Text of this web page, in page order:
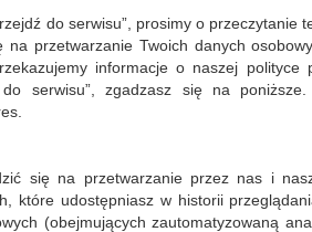
książkowy,
trzema
)
do serwisu”, prosimy o przeczytanie
na przetwarzanie Twoich danych
informacje o naszej polityce
do serwisu”, zgadzasz się na
się na przetwarzanie przez nas i
które udostępniasz w historii
(obejmujących zautomatyzowaną